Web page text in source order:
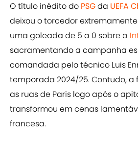
O título inédito do PSGda UEFA
deixou o torcedor
uma goleada de 5 a 0 sobre a
sacramentando a campanha
comandada pelo técnico Luis
temporada 2024/25. Contudo, a
as ruas de Paris logo após o
transformou em cenas
francesa.